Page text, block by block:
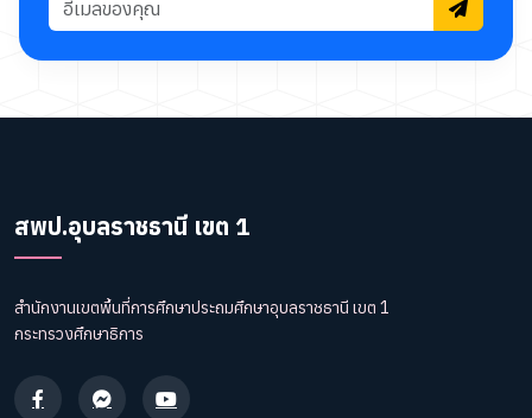
สพป.อุบลราชธานี เขต 1
สำนักงานเขตพื้นที่การศึกษาประถมศึกษาอุบลราชธานี เขต 1
กระทรวงศึกษาธิการ